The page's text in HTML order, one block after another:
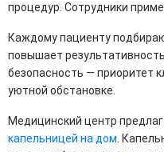
процедур. Сотрудники
Каждому пациенту
повышает
безопасность — приоритет
уютной обстановке.
Медицинский центр
капельницей на дом .